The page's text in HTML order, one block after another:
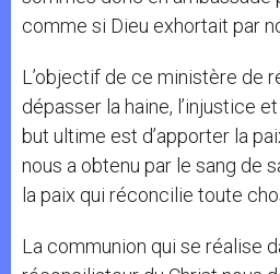
comme si Dieu exhortait par
L’objectif de ce ministère de
dépasser la haine, l’injustice
but ultime est d’apporter la
nous a obtenu par le sang de
la paix qui réconcilie toute
La communion qui se réalise